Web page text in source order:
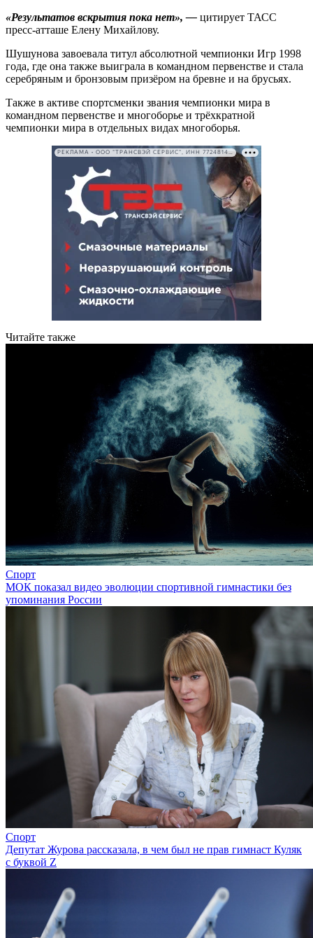
«Результатов вскрытия пока нет», — цитирует ТАСС
пресс-атташе Елену Михайлову.
Шушунова завоевала титул абсолютной чемпионки Игр 1998
года, где она также выиграла в командном первенстве и стала
серебряным и бронзовым призёром на бревне и на брусьях.
Также в активе спортсменки звания чемпионки мира в
командном первенстве и многоборье и трёхкратной
чемпионки мира в отдельных видах многоборья.
РЕКЛАМА • ООО "ТРАНСВЭЙ СЕРВИС", ИНН 7724814198
Читайте также
Спорт
МОК показал видео эволюции спортивной гимнастики без
упоминания России
Спорт
Депутат Журова рассказала, в чем был не прав гимнаст Куляк
с буквой Z